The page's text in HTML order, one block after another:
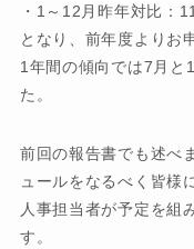
・1～12月昨年対比：
となり、前年度よりお
1年間の傾向では7月と
た。
前回の報告書でも述べ
ュールをなるべく皆様
人事担当者が予定を組
す。